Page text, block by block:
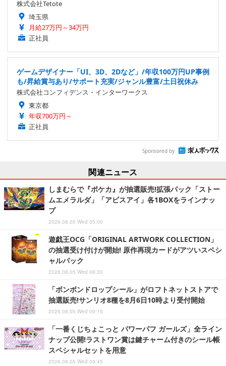
株式会社Tetote
埼玉県
月給27万円～34万円
正社員
ゲームデザイナー「UI、3D、2Dなど」/年収100万円UP事例
も/昇給賞与あり/サポート充実/ジャンル豊富/土日祝休み
株式会社コンフィデンス・インターワークス
東京都
年収700万円～
正社員
Sponsored by
関連ニュース
しまむらで『ポケカ』が抽選販売!拡張パック「ストー
ムエメラルダ」「アビスアイ」各1BOXをラインナッ
プ
2026.08.05 Wed 05:00
遊戯王OCG「ORIGINAL ARTWORK COLLECTION」
の抽選受け付けが開始! 原作再現カードがアツいスペシ
ャルパック
2026.08.05 Wed 08:30
「ボンボンドロップシール」がロフトネットストアで
抽選販売!サンリオ8種を8月6日10時より受付開始
2026.08.05 Wed 09:15
「一番くじちょこっと パワーパフ ガールズ」全ライン
ナップ公開!ラストワン賞は鍵チャーム付きのシール帳
スペシャルセットを用意
2026.08.05 Wed 09:45